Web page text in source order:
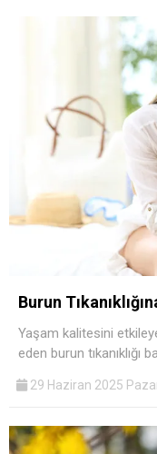
Burun
Yaşam kalitesini
eden burun
29 Haziran 2025